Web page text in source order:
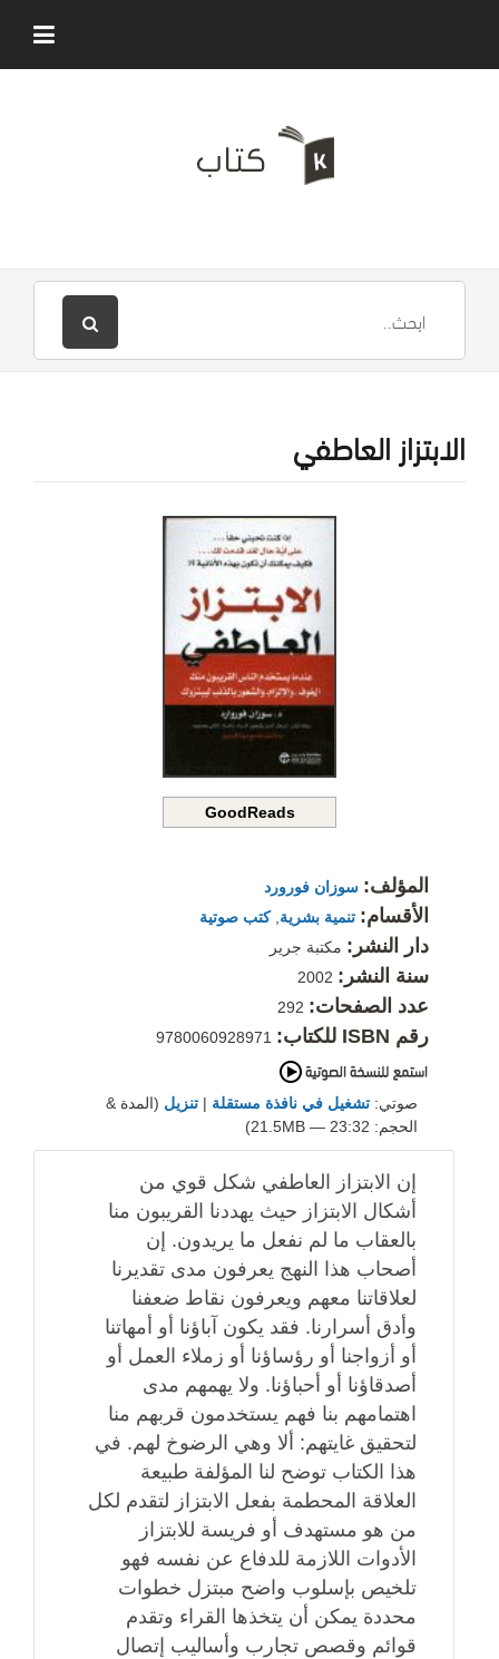
الابتزاز العاطفي
GoodReads
المؤلف: سوزان فورورد
الأقسام: تنمية بشرية ,كتب صوتية
دار النشر: مكتبة جرير
سنة النشر:
عدد الصفحات:
رقم ISBN للكتاب: 9780060928971
صوتي: تشغيل في نافذة مستقلة | تنزيل (المدة &
الحجم: 23:32 — 21.5MB)
إن الابتزاز العاطفي شكل قوي من
أشكال الابتزاز حيث يهددنا القريبون منا
بالعقاب ما لم نفعل ما يريدون. إن
أصحاب هذا النهج يعرفون مدى تقديرنا
لعلاقاتنا معهم ويعرفون نقاط ضعفنا
وأدق أسرارنا. فقد يكون آباؤنا أو أمهاتنا
أو أزواجنا أو رؤساؤنا أو زملاء العمل أو
أصدقاؤنا أو أحباؤنا. ولا يهمهم مدى
اهتمامهم بنا فهم يستخدمون قربهم منا
لتحقيق غايتهم: ألا وهي الرضوخ لهم. في
هذا الكتاب توضح لنا المؤلفة طبيعة
العلاقة المحطمة بفعل الابتزاز لتقدم لكل
من هو مستهدف أو فريسة للابتزاز
الأدوات اللازمة للدفاع عن نفسه فهو
تلخيص بإسلوب واضح مبتزل خطوات
محددة يمكن أن يتخذها القراء وتقدم
قوائم وقصص تجارب وأساليب إتصال